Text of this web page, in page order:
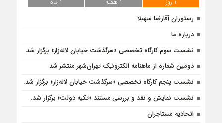
1 روز 1 هفته
1 ماه
رستوران آقارضا سهیلا
درباره ما
نشست سوم کارگاه تخصصی «سرگذشت خیابان لاله‌زار» برگزار شد.
دومین شماره از ماهنامه الکترونیک تهران‌شهر منتشر شد
نشست پنجم کارگاه تخصصی «سرگذشت خیابان لاله‌زار» برگزار شد.
نشست نمایش و نقد و بررسی مستند «تکیه دولت» برگزار شد.
اتحادیه مستاجران